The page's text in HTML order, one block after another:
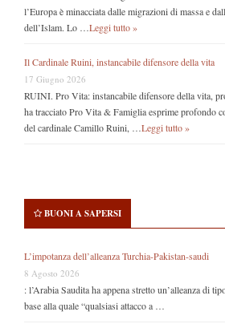
l’Europa è minacciata dalle migrazioni di massa e
dell’Islam. Lo … Leggi tutto »
Il Cardinale Ruini, instancabile difensore della vita
17 Giugno 2026
RUINI. Pro Vita: instancabile difensore della vita,
ha tracciato Pro Vita & Famiglia esprime profondo
del cardinale Camillo Ruini, … Leggi tutto »
BUONI A SAPERSI
L’impotanza dell’alleanza Turchia-Pakistan-saudi
8 Agosto 2026
: l’Arabia Saudita ha appena stretto un’alleanza di
base alla quale “qualsiasi attacco a …